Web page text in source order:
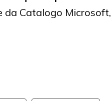
da Catalogo Microsoft,